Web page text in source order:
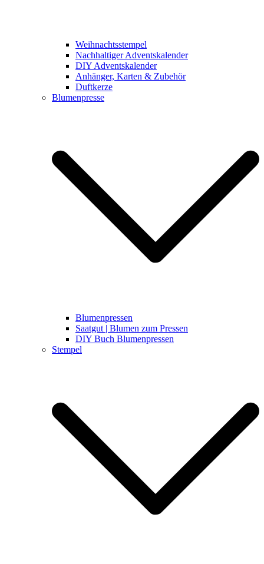
Weihnachtsstempel
Nachhaltiger Adventskalender
DIY Adventskalender
Anhänger, Karten & Zubehör
Duftkerze
Blumenpresse
Blumenpressen
Saatgut | Blumen zum Pressen
DIY Buch Blumenpressen
Stempel